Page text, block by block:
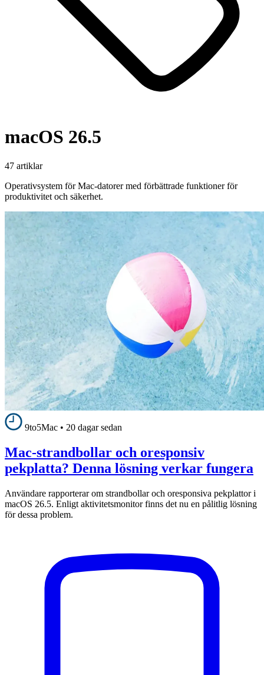
macOS 26.5
47 artiklar
Operativsystem för Mac-datorer med förbättrade funktioner för
produktivitet och säkerhet.
9to5Mac • 20 dagar sedan
Mac-strandbollar och oresponsiv
pekplatta? Denna lösning verkar fungera
Användare rapporterar om strandbollar och oresponsiva pekplattor i
macOS 26.5. Enligt aktivitetsmonitor finns det nu en pålitlig lösning
för dessa problem.